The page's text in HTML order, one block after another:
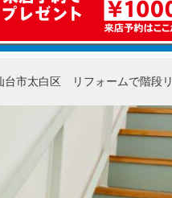
台市太白区 リフォームで階段